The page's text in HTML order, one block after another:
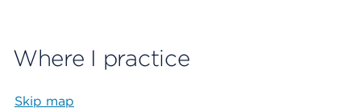
Where I practice
Skip map